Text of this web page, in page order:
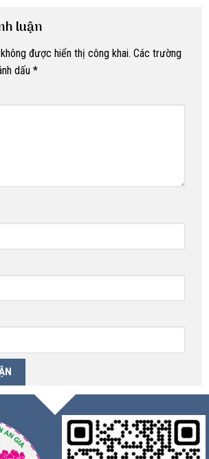
luận
được hiển thị công khai. Các trường
dấu *